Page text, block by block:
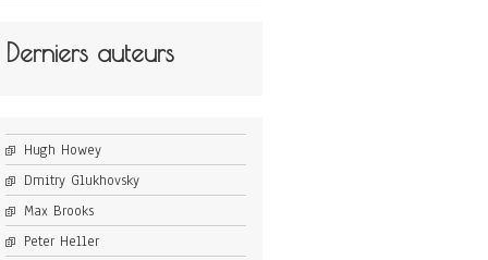
Derniers auteurs
Hugh Howey
Dmitry Glukhovsky
Max Brooks
Peter Heller